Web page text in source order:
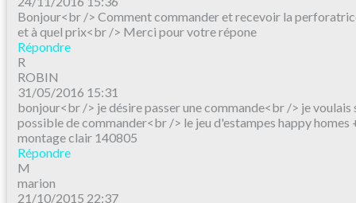
Bonjour<br /> Comment commander et recevoir la
et à quel prix<br /> Merci pour votre répone
Répondre
R
ROBIN
31/05/2016 15:31
bonjour<br /> je désire passer une commande<br /> je
possible de commander<br /> le jeu d'estampes happy homes
montage clair 140805
Répondre
M
marion
21/10/2015 22:37